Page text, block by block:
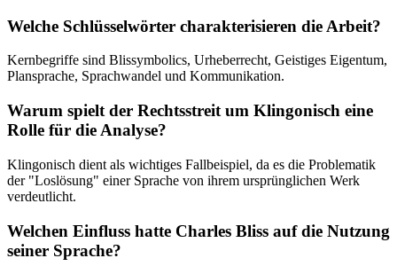
Welche Schlüsselwörter charakterisieren die Arbeit?
Kernbegriffe sind Blissymbolics, Urheberrecht, Geistiges Eigentum,
Plansprache, Sprachwandel und Kommunikation.
Warum spielt der Rechtsstreit um Klingonisch eine
Rolle für die Analyse?
Klingonisch dient als wichtiges Fallbeispiel, da es die Problematik
der "Loslösung" einer Sprache von ihrem ursprünglichen Werk
verdeutlicht.
Welchen Einfluss hatte Charles Bliss auf die Nutzung
seiner Sprache?